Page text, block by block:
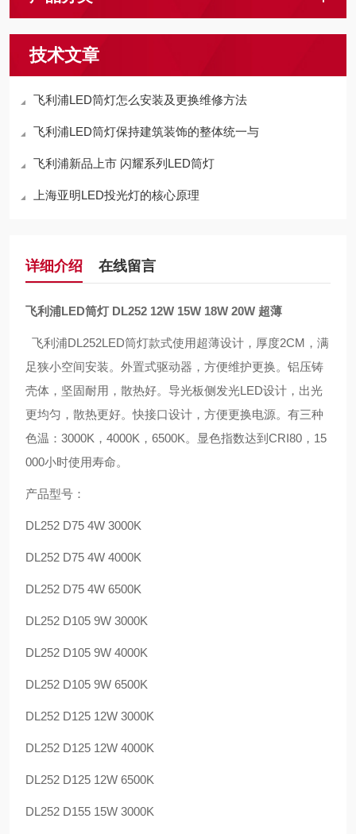
技术文章
飞利浦LED筒灯怎么安装及更换维修方法
飞利浦LED筒灯保持建筑装饰的整体统一与
飞利浦新品上市 闪耀系列LED筒灯
上海亚明LED投光灯的核心原理
详细介绍 在线留言
飞利浦LED筒灯 DL252 12W 15W 18W 20W 超薄
飞利浦DL252LED筒灯款式使用超薄设计，厚度2CM，满
足狭小空间安装。外置式驱动器，方便维护更换。铝压铸
壳体，坚固耐用，散热好。导光板侧发光LED设计，出光
更均匀，散热更好。快接口设计，方便更换电源。有三种
色温：3000K，4000K，6500K。显色指数达到CRI80，15
000小时使用寿命。
产品型号：
DL252 D75 4W 3000K
DL252 D75 4W 4000K
DL252 D75 4W 6500K
DL252 D105 9W 3000K
DL252 D105 9W 4000K
DL252 D105 9W 6500K
DL252 D125 12W 3000K
DL252 D125 12W 4000K
DL252 D125 12W 6500K
DL252 D155 15W 3000K